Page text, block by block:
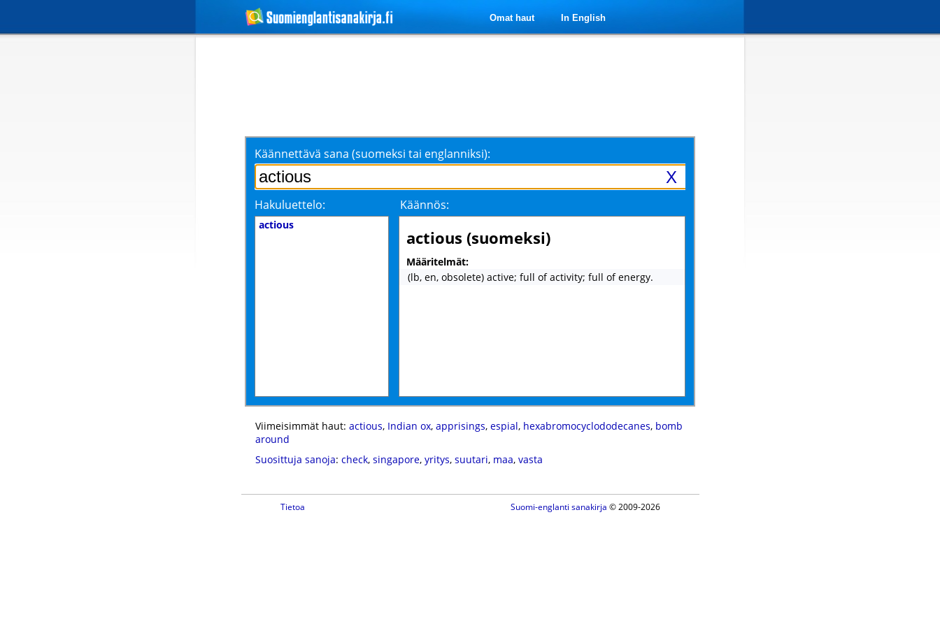
Omat haut In English
Käännettävä sana (suomeksi tai englanniksi):
X
Hakuluettelo: Käännös:
actious
actious (suomeksi)
Määritelmät:
(lb, en, obsolete) active; full of activity; full of energy.
Viimeisimmät haut: actious, Indian ox, apprisings, espial, hexabromocyclododecanes, bomb
around
Suosittuja sanoja: check, singapore, yritys, suutari, maa, vasta
Tietoa Suomi-englanti sanakirja © 2009-2026